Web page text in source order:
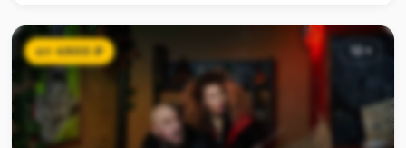
от4900₽ 12 +